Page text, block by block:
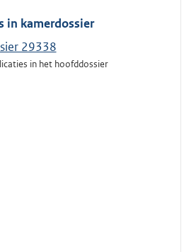
in kamerdossier
29338
in het hoofddossier